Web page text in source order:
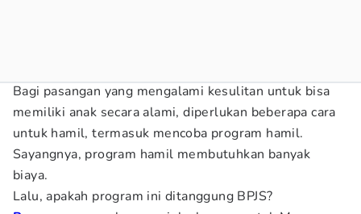
Bagi pasangan yang mengalami kesulitan untuk bisa
memiliki anak secara alami, diperlukan beberapa cara
untuk hamil, termasuk mencoba program hamil.
Sayangnya, program hamil membutuhkan banyak
biaya.
Lalu, apakah program ini ditanggung BPJS?